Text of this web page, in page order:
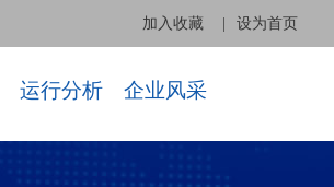
加入收藏 设为首页
运行分析 企业风采